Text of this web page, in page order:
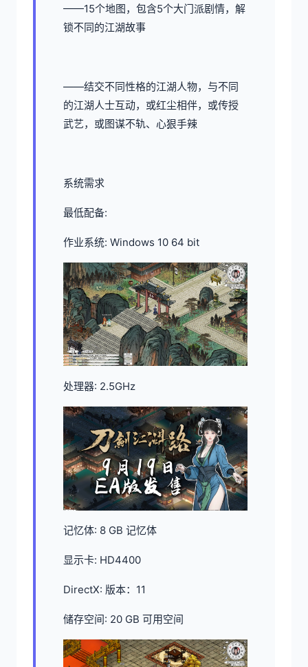
——15个地图，包含5个大门派剧情，解
锁不同的江湖故事
——结交不同性格的江湖人物，与不同
的江湖人士互动，或红尘相伴，或传授
武艺，或图谋不轨、心狠手辣
系统需求
最低配备:
作业系统: Windows 10 64 bit
处理器: 2.5GHz
记忆体: 8 GB 记忆体
显示卡: HD4400
DirectX: 版本：11
储存空间: 20 GB 可用空间